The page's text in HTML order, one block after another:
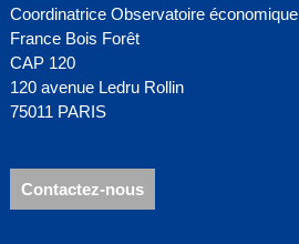
Coordinatrice Observatoire économique
France Bois Forêt
CAP 120
120 avenue Ledru Rollin
75011 PARIS
Contactez-nous